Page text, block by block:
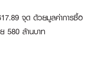
จุด ด้วยมูลค่าการซื้อ
580 ล้านบาท